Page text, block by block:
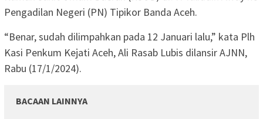
Pengadilan Negeri (PN) Tipikor Banda Aceh.
“Benar, sudah dilimpahkan pada 12 Januari lalu,” kata Plh
Kasi Penkum Kejati Aceh, Ali Rasab Lubis dilansir AJNN,
Rabu (17/1/2024).
BACAAN LAINNYA